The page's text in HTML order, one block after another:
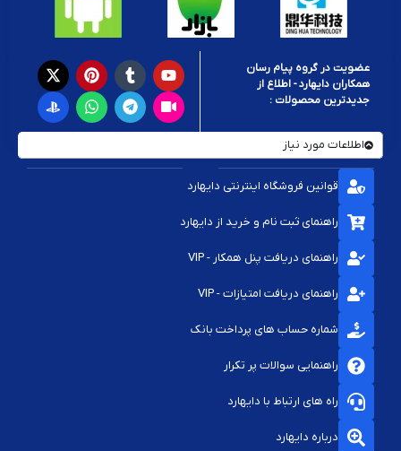
عضویت در گروه پیام رسان
همکاران دایهارد - اطلاع از
جدیدترین محصولات :
اطلاعات مورد نیاز
قوانین فروشگاه اینترنتی دایهارد
راهنمای ثبت نام و خرید از دایهارد
راهنمای دریافت پنل همکار - VIP
راهنمای دریافت امتیازات - VIP
شماره حساب های پرداخت بانک
راهنمایی سوالات پر تکرار
راه های ارتباط با دایهارد
درباره دایهارد